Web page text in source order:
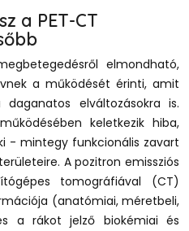
a PET-CT
elmondható,
a működését érinti, amit
elváltozásokra is.
keletkezik hiba,
- mintegy funkcionális zavart
A pozitron emissziós
tomográfiával (CT)
(anatómiai, méretbeli,
a rákot jelző biokémiai és